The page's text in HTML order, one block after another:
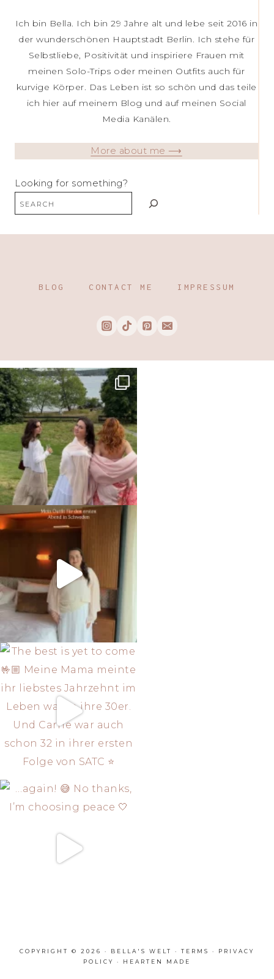
Ich bin Bella. Ich bin 29 Jahre alt und lebe seit 2016 in
der wunderschönen Hauptstadt Berlin. Ich stehe für
Selbstliebe, Positivität und inspiriere Frauen mit
meinen Solo-Trips oder meinen Outfits auch für
kurvige Körper. Das Leben ist so schön und das teile
ich hier auf meinem Blog und auf meinen Social
Media Kanälen.
More about me ⟶
Looking for something?
BLOG CONTACT ME IMPRESSUM
COPYRIGHT © 2026 · BELLA'S WELT · TERMS · PRIVACY
POLICY
· HEARTEN MADE